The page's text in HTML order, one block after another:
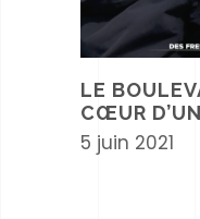
LE
CŒUR
5 juin 2021